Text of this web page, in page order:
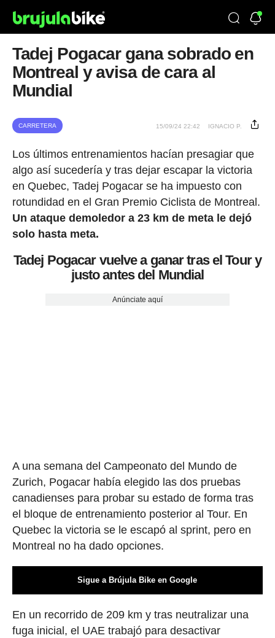
Tadej Pogacar gana sobrado en
Montreal y avisa de cara al
Mundial
CARRETERA 15/09/24 22:42 IGNACIO P.
Los últimos entrenamientos hacían presagiar que
algo así sucedería y tras dejar escapar la victoria
en Quebec, Tadej Pogacar se ha impuesto con
rotundidad en el Gran Premio Ciclista de Montreal.
Un ataque demoledor a 23 km de meta le dejó
solo hasta meta.
Tadej Pogacar vuelve a ganar tras el Tour y
justo antes del Mundial
Anúnciate aquí
A una semana del Campeonato del Mundo de
Zurich, Pogacar había elegido las dos pruebas
canadienses para probar su estado de forma tras
el bloque de entrenamiento posterior al Tour. En
Quebec la victoria se le escapó al sprint, pero en
Montreal no ha dado opciones.
Sigue a Brújula Bike en Google
En un recorrido de 209 km y tras neutralizar una
fuga inicial, el UAE trabajó para desactivar